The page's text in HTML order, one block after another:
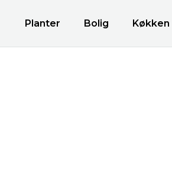
Planter Bolig Køkken